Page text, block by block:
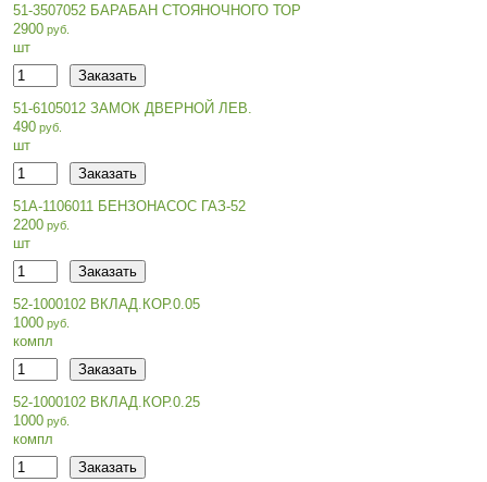
51-3507052 БАРАБАН СТОЯНОЧНОГО ТОР
2900
шт
51-6105012 ЗАМОК ДВЕРНОЙ ЛЕВ.
490
шт
51А-1106011 БЕНЗОНАСОС ГАЗ-52
2200
шт
52-1000102 ВКЛАД.КОР.0.05
1000
компл
52-1000102 ВКЛАД.КОР.0.25
1000
компл